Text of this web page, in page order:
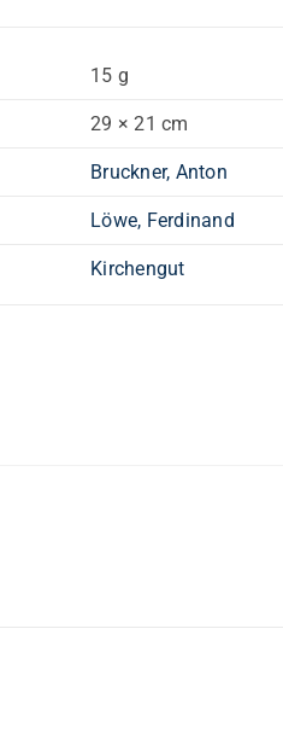
15 g
29 × 21 cm
Bruckner, Anton
Löwe, Ferdinand
Kirchengut